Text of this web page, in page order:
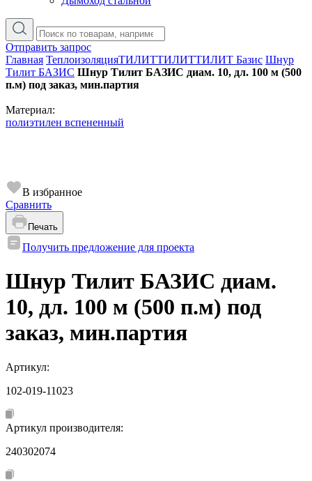
Отправить запрос
Главная ТеплоизоляцияТИЛИТТИЛИТТИЛИТ Базис Шнур
Тилит БАЗИС Шнур Тилит БАЗИС диам. 10, дл. 100 м (500
п.м) под заказ, мин.партия
Материал:
полиэтилен вспененный
В избранное
Сравнить
Печать
Получить предложение для проекта
Шнур Тилит БАЗИС диам.
10, дл. 100 м (500 п.м) под
заказ, мин.партия
Артикул:
102-019-11023
Артикул производителя:
240302074